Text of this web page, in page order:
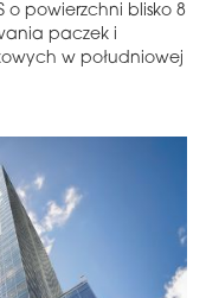
o powierzchni blisko 8
paczek i
w południowej